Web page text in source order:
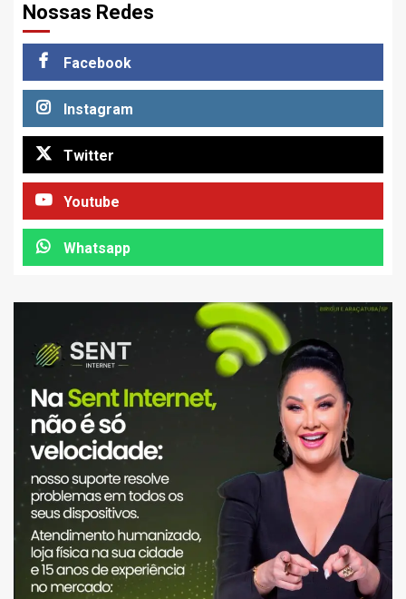
Nossas Redes
Facebook
Instagram
Twitter
Youtube
Whatsapp